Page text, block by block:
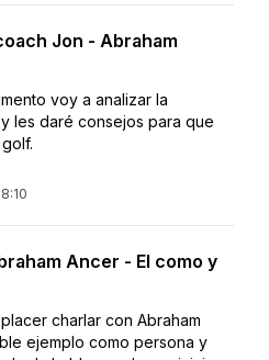
Jon - Abraham
voy a analizar la
les daré consejos para que
8:10
Ancer - El como y
charlar con Abraham
ejemplo como persona y